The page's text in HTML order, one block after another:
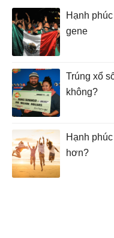
Hạnh
gene
Trúng xổ
không?
Hạnh
hơn?